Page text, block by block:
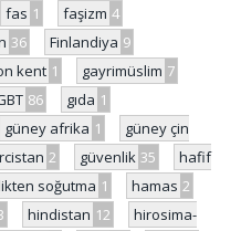
fas 1 faşizm 4
36 Finlandiya 9
kent 1 gayrimüslim 7
86 gıda 1
güney afrika 1
güney çin
2 güvenlik 35
hafif
soğutma 1 hamas 2
hindistan 12
hirosima-